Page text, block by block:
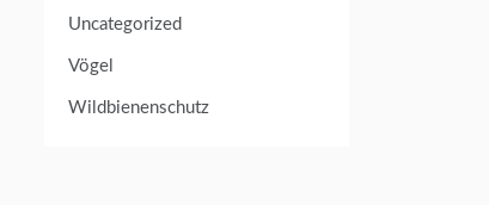
Uncategorized
Vögel
Wildbienenschutz